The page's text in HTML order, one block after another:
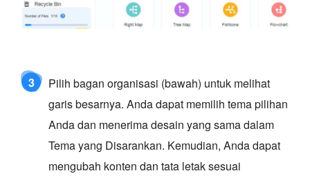
3
Pilih bagan organisasi (bawah) untuk melihat
garis besarnya. Anda dapat memilih tema pilihan
Anda dan menerima desain yang sama dalam
Tema yang Disarankan. Kemudian, Anda dapat
mengubah konten dan tata letak sesuai